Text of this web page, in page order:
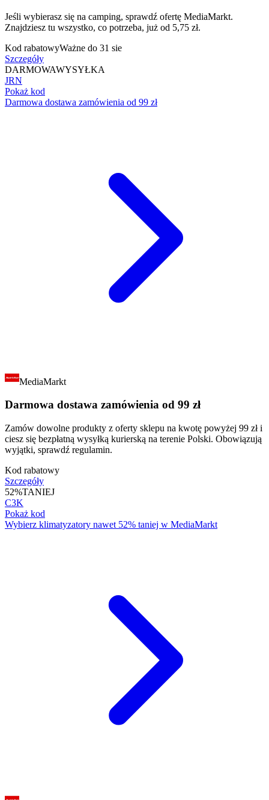
Jeśli wybierasz się na camping, sprawdź ofertę MediaMarkt.
Znajdziesz tu wszystko, co potrzeba, już od 5,75 zł.
Kod rabatowyWażne do 31 sie
Szczegóły
DARMOWAWYSYŁKA
JRN
Pokaż kod
Darmowa dostawa zamówienia od 99 zł
MediaMarkt
Darmowa dostawa zamówienia od 99 zł
Zamów dowolne produkty z oferty sklepu na kwotę powyżej 99 zł i
ciesz się bezpłatną wysyłką kurierską na terenie Polski. Obowiązują
wyjątki, sprawdź regulamin.
Kod rabatowy
Szczegóły
52%TANIEJ
C3K
Pokaż kod
Wybierz klimatyzatory nawet 52% taniej w MediaMarkt